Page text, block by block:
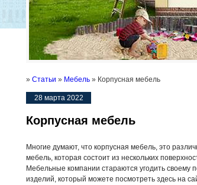
» Статьи » Мебель » Корпусная мебель
28 марта 2022
Корпусная мебель
Многие думают, что корпусная мебель, это
мебель, которая состоит из нескольких
Мебельные компании стараются угодить своему
изделий, который можете посмотреть здесь на